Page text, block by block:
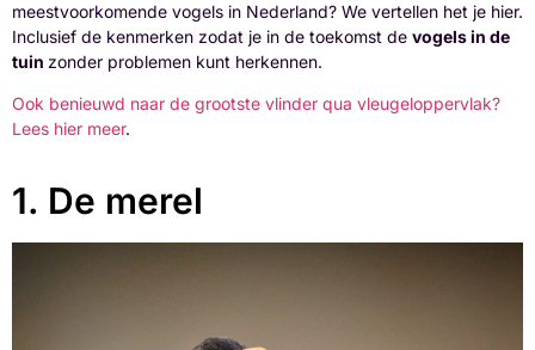
meestvoorkomende vogels in Nederland? We vertellen het je hier.
Inclusief de kenmerken zodat je in de toekomst de vogels in de
tuin zonder problemen kunt herkennen.
Ook benieuwd naar de grootste vlinder qua vleugeloppervlak?
Lees hier meer.
1. De merel